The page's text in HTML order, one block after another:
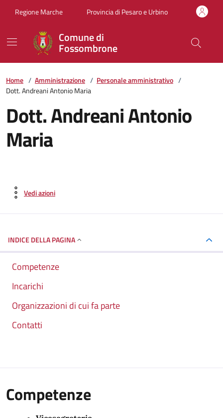
Regione Marche Provincia di Pesaro e Urbino
Comune di
Fossombrone
Home / Amministrazione / Personale amministrativo /
Dott. Andreani Antonio Maria
Dott. Andreani Antonio
Maria
Vedi azioni
INDICE DELLA PAGINA
Competenze
Incarichi
Organizzazioni di cui fa parte
Contatti
Competenze